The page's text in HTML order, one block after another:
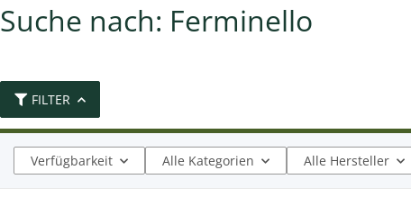
Suche nach: Ferminello
FILTER
Verfügbarkeit Alle Kategorien Alle Hersteller